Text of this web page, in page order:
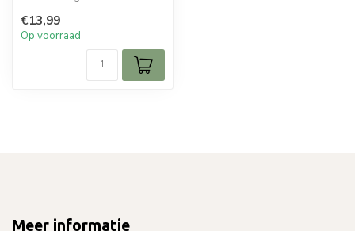
glas, perfe...
€13,99
Op voorraad
Meer informatie